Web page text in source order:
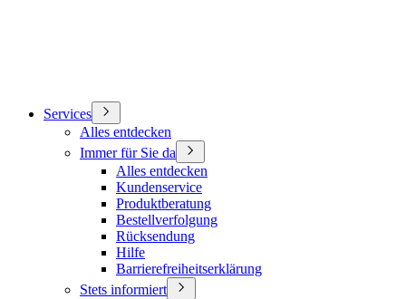
Services
Alles entdecken
Immer für Sie da
Alles entdecken
Kundenservice
Produktberatung
Bestellverfolgung
Rücksendung
Hilfe
Barrierefreiheitserklärung
Stets informiert